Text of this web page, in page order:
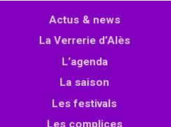
Actus & news
La Verrerie d’Alès
L’agenda
La saison
Les festivals
Les complices